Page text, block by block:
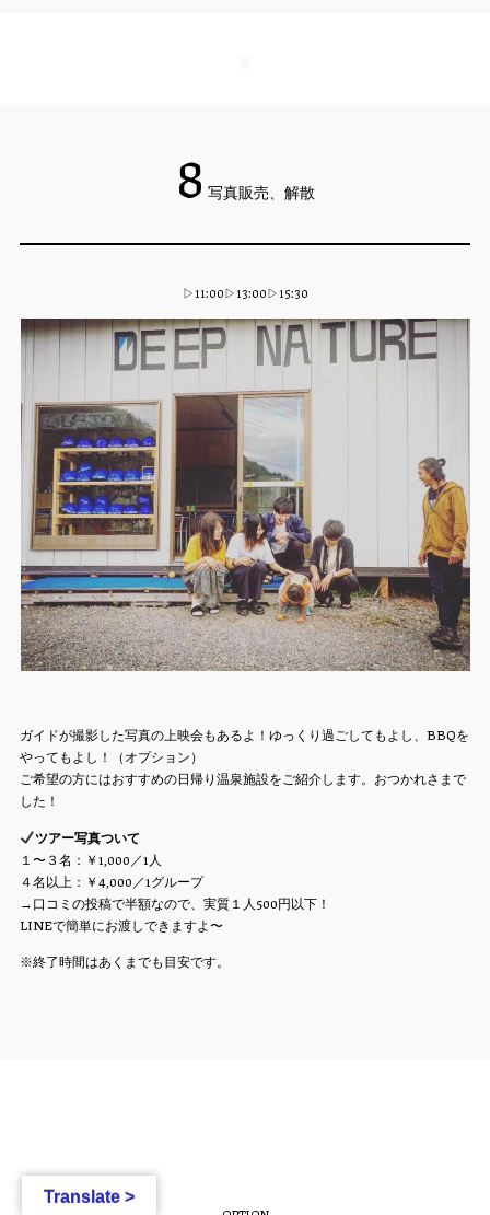
8 写真販売、解散
▷11:00▷13:00▷15:30
ガイドが撮影した写真の上映会もあるよ！ゆっくり過ごしてもよし、BBQを
やってもよし！（オプション）
ご希望の方にはおすすめの日帰り温泉施設をご紹介します。おつかれさまで
した！
ツアー写真ついて
１〜３名：￥1,000／1人
４名以上：￥4,000／1グループ
→口コミの投稿で半額なので、実質１人500円以下！
LINEで簡単にお渡しできますよ〜
※終了時間はあくまでも目安です。
Translate >